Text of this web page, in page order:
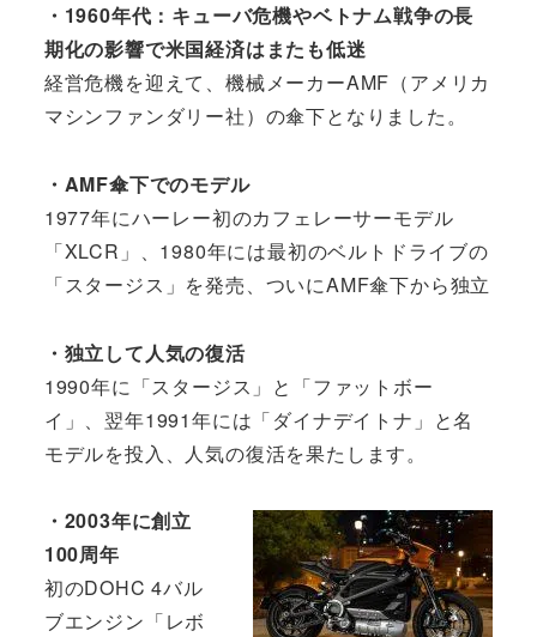
・1960年代：キューバ危機やベトナム戦争の長
期化の影響で米国経済はまたも低迷
経営危機を迎えて、機械メーカーAMF（アメリカ
マシンファンダリー社）の傘下となりました。
・AMF傘下でのモデル
1977年にハーレー初のカフェレーサーモデル
「XLCR」、1980年には最初のベルトドライブの
「スタージス」を発売、ついにAMF傘下から独立
・独立して人気の復活
1990年に「スタージス」と「ファットボー
イ」、翌年1991年には「ダイナデイトナ」と名
モデルを投入、人気の復活を果たします。
・2003年に創立
100周年
初のDOHC 4バル
ブエンジン「レボ